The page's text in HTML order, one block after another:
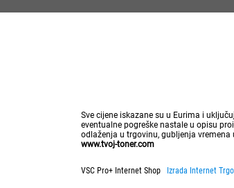
Sve cijene iskazane su u Eurima i
eventualne pogreške nastale u opisu
odlaženja u trgovinu, gubljenja
www.tvoj-toner.com
VSC Pro+ Internet Shop Izrada Internet